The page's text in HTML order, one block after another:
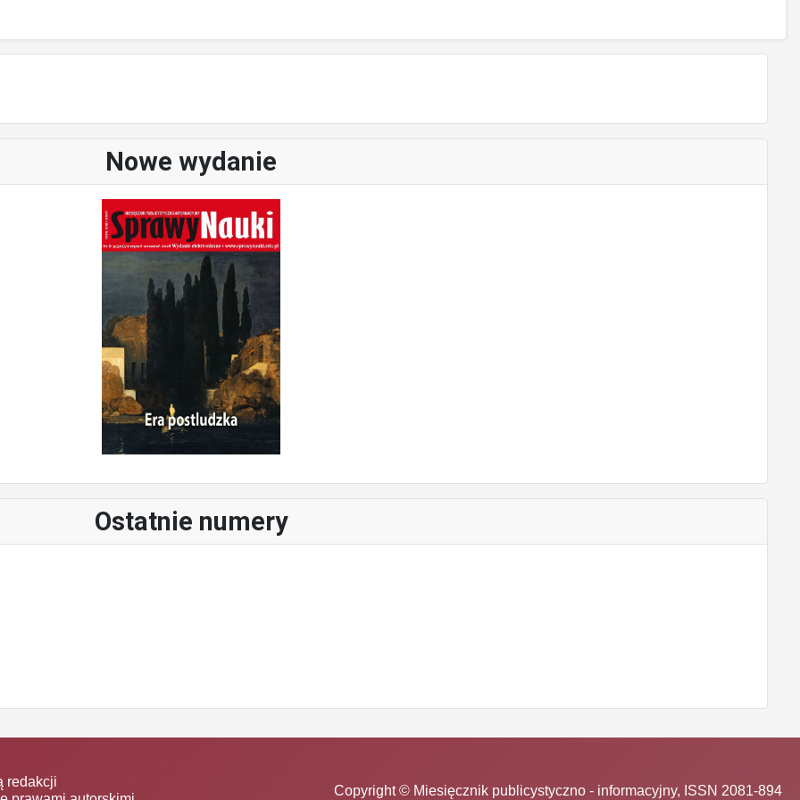
Nowe wydanie
Ostatnie numery
redakcji
Copyright © Miesięcznik publicystyczno - informacyjny, ISSN 2081-894